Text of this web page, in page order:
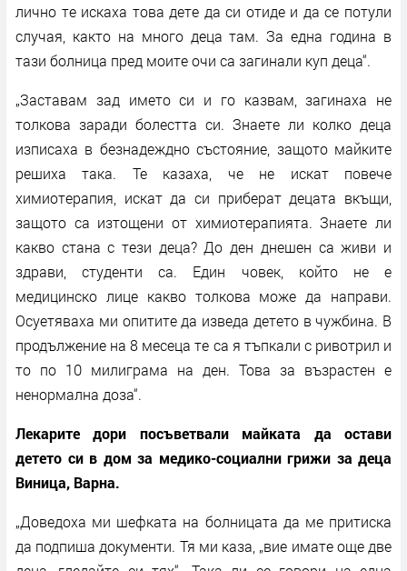
лично те искаха това дете да си отиде и да се потули
случая, както на много деца там. За една година в
тази болница пред моите очи са загинали куп деца“.
„Заставам зад името си и го казвам, загинаха не
толкова заради болестта си. Знаете ли колко деца
изписаха в безнадеждно състояние, защото майките
решиха така. Те казаха, че не искат повече
химиотерапия, искат да си приберат децата вкъщи,
защото са изтощени от химиотерапията. Знаете ли
какво стана с тези деца? До ден днешен са живи и
здрави, студенти са. Един човек, който не е
медицинско лице какво толкова може да направи.
Осуетяваха ми опитите да изведа детето в чужбина. В
продължение на 8 месеца те са я тъпкали с ривотрил и
то по 10 милиграма на ден. Това за възрастен е
ненормална доза“.
Лекарите дори посъветвали майката да остави
детето си в дом за медико-социални грижи за деца
Виница, Варна.
„Доведоха ми шефката на болницата да ме притиска
да подпиша документи. Тя ми каза, „вие имате още две